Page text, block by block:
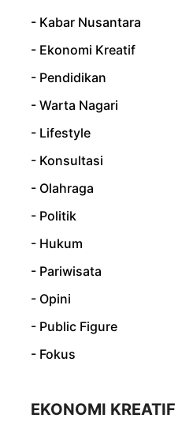
- Kabar Nusantara
- Ekonomi Kreatif
- Pendidikan
- Warta Nagari
- Lifestyle
- Konsultasi
- Olahraga
- Politik
- Hukum
- Pariwisata
- Opini
- Public Figure
- Fokus
EKONOMI KREATIF